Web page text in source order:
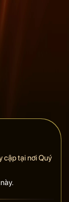
cập tại nơi Quý